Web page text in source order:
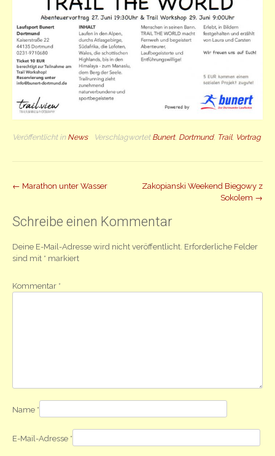
Veröffentlicht in News Verschlagwortet Bunert, Dortmund, Trail, Vortrag
Beitrag
← Marathon unter Wasser
Zakopianski Weekend Biegowy z
Sokolem →
Schreibe einen Kommentar
Deine E-Mail-Adresse wird nicht veröffentlicht. Erforderliche Felder
sind mit * markiert
Kommentar *
Name *
E-Mail-Adresse *